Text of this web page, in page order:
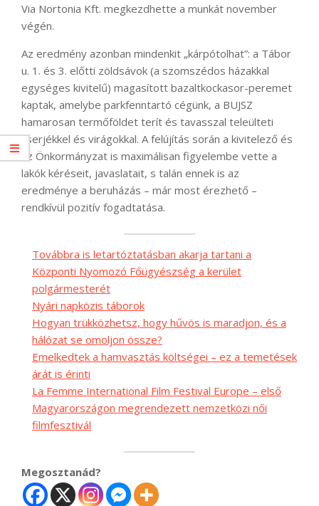
Via Nortonia Kft. megkezdhette a munkát november
végén.
Az eredmény azonban mindenkit „kárpótolhat”: a Tábor
u. 1. és 3. előtti zöldsávok (a szomszédos házakkal
egységes kivitelű) magasított bazaltkockasor-peremet
kaptak, amelybe parkfenntartó cégünk, a BUJSZ
hamarosan termőföldet terít és tavasszal teleülteti
cserjékkel és virágokkal. A felújítás során a kivitelező és
az Önkormányzat is maximálisan figyelembe vette a
lakók kéréseit, javaslatait, s talán ennek is az
eredménye a beruházás – már most érezhető –
rendkívül pozitív fogadtatása.
Továbbra is letartóztatásban akarja tartani a
Központi Nyomozó Főügyészség a kerület
polgármesterét
Nyári napközis táborok
Hogyan trükközhetsz, hogy hűvös is maradjon, és a
hálózat se omoljon össze?
Emelkedtek a hamvasztás költségei – ez a temetések
árát is érinti
La Femme International Film Festival Europe – első
Magyarországon megrendezett nemzetközi női
filmfesztivál
Megosztanád?